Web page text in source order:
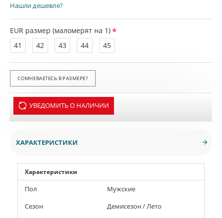
EUR размер (маломерят на 1)
41
42 43 44 45
УВЕДОМИТЬ О НАЛИЧИИ
Нашли дешевле?
ХАРАКТЕРИСТИКИ
Характеристики
Пол
Мужские
Сезон
Демисезон / Лето
СОМНЕВАЕТЕСЬ В РАЗМЕРЕ?